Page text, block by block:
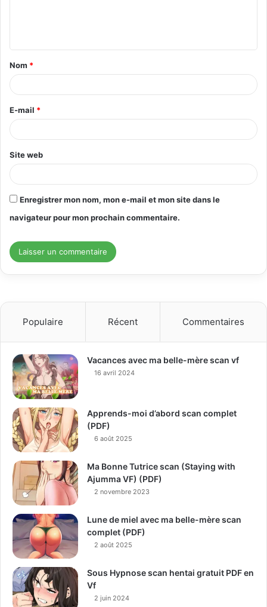
t
a
e
*
Nom *
E-mail *
Site web
Enregistrer mon nom, mon e-mail et mon site dans le
navigateur pour mon prochain commentaire.
Populaire Récent Commentaires
Vacances avec ma belle-mère scan vf
16 avril 2024
Apprends-moi d’abord scan complet
(PDF)
6 août 2025
Ma Bonne Tutrice scan (Staying with
Ajumma VF) (PDF)
2 novembre 2023
Lune de miel avec ma belle-mère scan
complet (PDF)
2 août 2025
Sous Hypnose scan hentai gratuit PDF en
Vf
2 juin 2024